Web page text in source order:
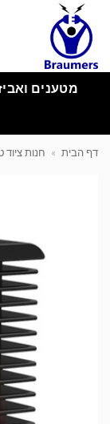
content
מטענים
דף הבית » חנות ציוד